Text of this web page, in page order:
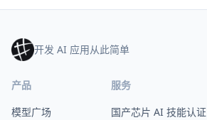
开发 AI 应用从此简单
产品
模型广场
服务
国产芯片 AI 技能认证